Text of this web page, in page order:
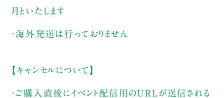
月といたします
・海外発送は行っておりません
【キャンセルについて】
・ご購入直後にイベント配信用のURLが送信される